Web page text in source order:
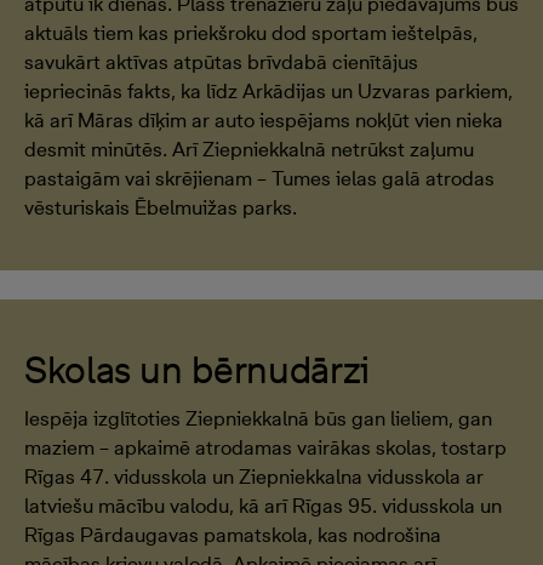
aktuāls tiem kas priekšroku dod sportam ieštelpās,
savukārt aktīvas atpūtas brīvdabā cienītājus
iepriecinās fakts, ka līdz Arkādijas un Uzvaras parkiem,
kā arī Māras dīķim ar auto iespējams nokļūt vien nieka
desmit minūtēs. Arī Ziepniekkalnā netrūkst zaļumu
pastaigām vai skrējienam – Tumes ielas galā atrodas
vēsturiskais Ēbelmuižas parks.
Skolas un bērnudārzi
Iespēja izglītoties Ziepniekkalnā būs gan lieliem, gan
maziem – apkaimē atrodamas vairākas skolas, tostarp
Rīgas 47. vidusskola un Ziepniekkalna vidusskola ar
latviešu mācību valodu, kā arī Rīgas 95. vidusskola un
Rīgas Pārdaugavas pamatskola, kas nodrošina